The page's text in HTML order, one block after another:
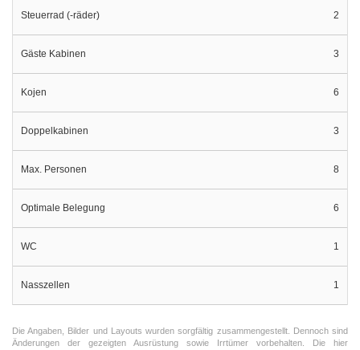
Steuerrad (-räder) 2
Gäste Kabinen 3
Kojen 6
Doppelkabinen 3
Max. Personen 8
Optimale Belegung 6
WC 1
Nasszellen 1
Die Angaben, Bilder und Layouts wurden sorgfältig zusammengestellt. Dennoch sind
Änderungen der gezeigten Ausrüstung sowie Irrtümer vorbehalten. Die hier